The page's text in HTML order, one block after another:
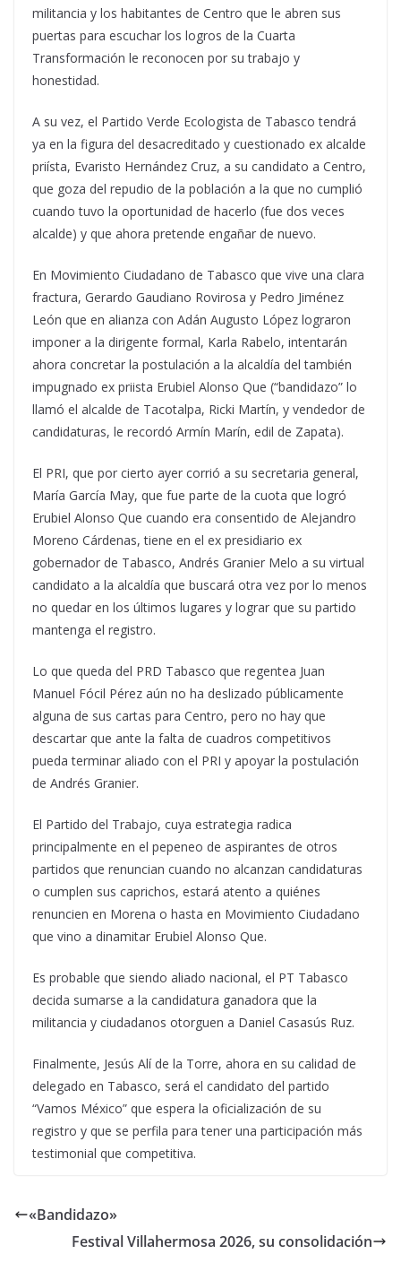
militancia y los habitantes de Centro que le abren sus
puertas para escuchar los logros de la Cuarta
Transformación le reconocen por su trabajo y
honestidad.
A su vez, el Partido Verde Ecologista de Tabasco tendrá
ya en la figura del desacreditado y cuestionado ex alcalde
priísta, Evaristo Hernández Cruz, a su candidato a Centro,
que goza del repudio de la población a la que no cumplió
cuando tuvo la oportunidad de hacerlo (fue dos veces
alcalde) y que ahora pretende engañar de nuevo.
En Movimiento Ciudadano de Tabasco que vive una clara
fractura, Gerardo Gaudiano Rovirosa y Pedro Jiménez
León que en alianza con Adán Augusto López lograron
imponer a la dirigente formal, Karla Rabelo, intentarán
ahora concretar la postulación a la alcaldía del también
impugnado ex priista Erubiel Alonso Que (“bandidazo” lo
llamó el alcalde de Tacotalpa, Ricki Martín, y vendedor de
candidaturas, le recordó Armín Marín, edil de Zapata).
El PRI, que por cierto ayer corrió a su secretaria general,
María García May, que fue parte de la cuota que logró
Erubiel Alonso Que cuando era consentido de Alejandro
Moreno Cárdenas, tiene en el ex presidiario ex
gobernador de Tabasco, Andrés Granier Melo a su virtual
candidato a la alcaldía que buscará otra vez por lo menos
no quedar en los últimos lugares y lograr que su partido
mantenga el registro.
Lo que queda del PRD Tabasco que regentea Juan
Manuel Fócil Pérez aún no ha deslizado públicamente
alguna de sus cartas para Centro, pero no hay que
descartar que ante la falta de cuadros competitivos
pueda terminar aliado con el PRI y apoyar la postulación
de Andrés Granier.
El Partido del Trabajo, cuya estrategia radica
principalmente en el pepeneo de aspirantes de otros
partidos que renuncian cuando no alcanzan candidaturas
o cumplen sus caprichos, estará atento a quiénes
renuncien en Morena o hasta en Movimiento Ciudadano
que vino a dinamitar Erubiel Alonso Que.
Es probable que siendo aliado nacional, el PT Tabasco
decida sumarse a la candidatura ganadora que la
militancia y ciudadanos otorguen a Daniel Casasús Ruz.
Finalmente, Jesús Alí de la Torre, ahora en su calidad de
delegado en Tabasco, será el candidato del partido
“Vamos México” que espera la oficialización de su
registro y que se perfila para tener una participación más
testimonial que competitiva.
«Bandidazo»
Festival Villahermosa 2026, su consolidación